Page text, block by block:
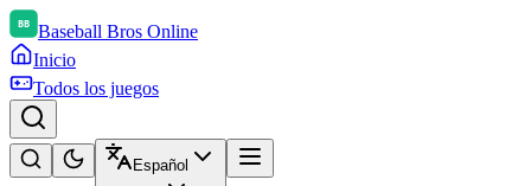
Baseball Bros Online
Inicio
Todos los juegos
Español